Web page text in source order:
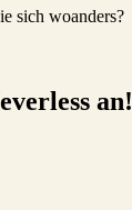
sich woanders?
an!